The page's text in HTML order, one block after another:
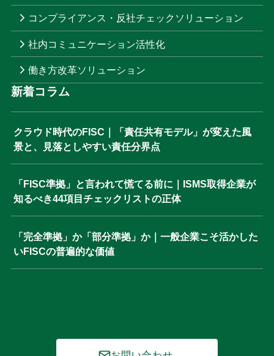
コンプライアンス・反社チェックソリューション
社内コミュニケーション活性化
働き方改革ソリューション
新着コラム
クラウド時代のFISC｜「責任共有モデル」が変えた風
景と、見落としやすい責任分界点
「FISC準拠」と言われて慌てる前に｜ISMS取得企業が
知るべき44項目チェックリストの正体
「完全準拠」か「部分準拠」か｜一般企業こそ活かした
いFISCの普遍的な価値